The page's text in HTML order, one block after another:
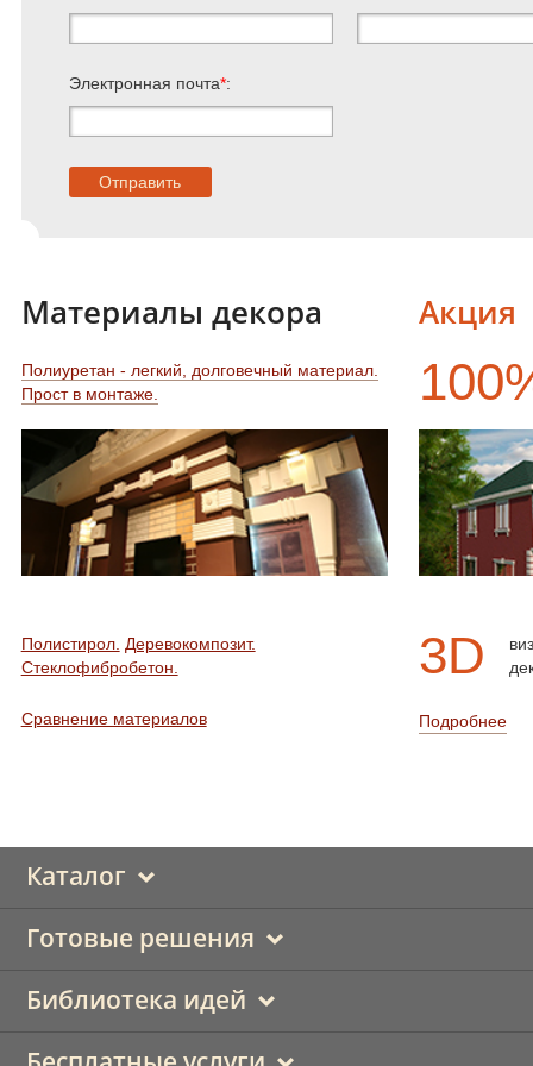
Электронная почта*:
Акция
3D
Подробнее
Материалы декора
Полиуретан - легкий, долговечный материал.
Прост в монтаже.
Полистирол. Деревокомпозит.
Стеклофибробетон.
Сравнение материалов
Каталог
Готовые решения
Библиотека идей